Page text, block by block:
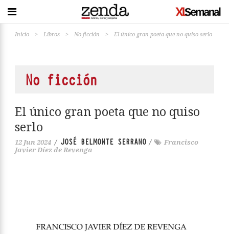
Inicio > Libros > No ficción > El único gran poeta que no quiso serlo
No ficción
El único gran poeta que no quiso
serlo
12 Jun 2024 / JOSÉ BELMONTE SERRANO /
Francisco
Javier Díez de Revenga